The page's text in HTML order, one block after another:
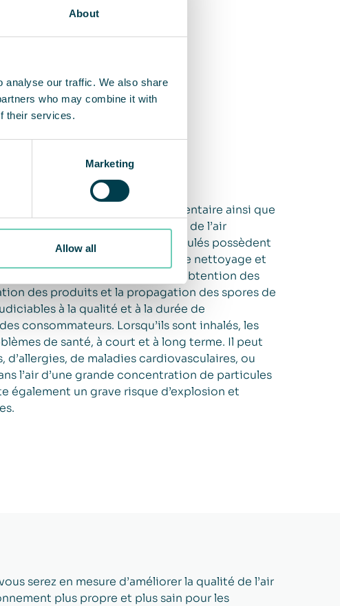
About
analyse our traffic. We also share
who may combine it with
their services.
Marketing
Allow all
dans l’industrie agroalimentaire ainsi que
un impact direct sur la qualité de l’air
en poudre sont manipulés possèdent
de coûts élevés pour le nettoyage et
de l’air peut rendre difficile l’obtention des
des produits et la propagation des spores de
à la qualité et à la durée de
consommateurs. Lorsqu’ils sont inhalés, les
de santé, à court et à long terme. Il peut
de maladies cardiovasculaires, ou
l’air d’une grande concentration de particules
également un grave risque d’explosion et
serez en mesure d’améliorer la qualité de l’air
plus propre et plus sain pour les